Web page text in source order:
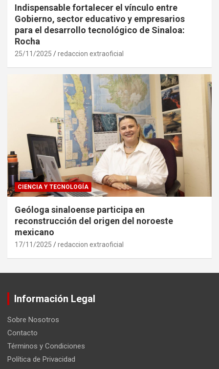
Indispensable fortalecer el vínculo entre
Gobierno, sector educativo y empresarios
para el desarrollo tecnológico de Sinaloa:
Rocha
25/11/2025 redaccion extraoficial
CIENCIA Y TECNOLOGÍA
Geóloga sinaloense participa en
reconstrucción del origen del noroeste
mexicano
17/11/2025 redaccion extraoficial
Información Legal
Sobre Nosotros
Contacto
Términos y Condiciones
Política de Privacidad